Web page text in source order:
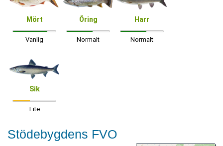
Mört
Vanlig
Öring
Normalt
Harr
Normalt
Sik
Lite
Stödebygdens FVO